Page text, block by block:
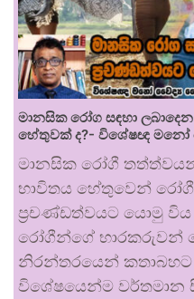
මානසික රෝග සඳහා
හේතුවක් ද?- විශේෂඥ
මානසික රෝගී
භාවිතය හේතුවෙන්
ප්‍රචණ්ඩත්වයට යොමු
රෝගීන්ගේ භාරකරුවන්
නිරන්තරයෙන් කතාබහට
විශේෂයෙන්ම වර්තමාන